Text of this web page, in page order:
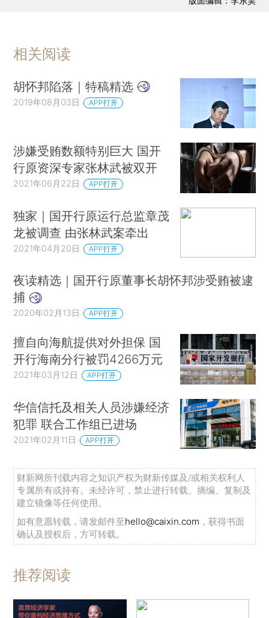
相关阅读
胡怀邦陷落｜特稿精选
2019年08月03日 APP打开
涉嫌受贿数额特别巨大 国开
行原资深专家张林武被双开
2021年06月22日 APP打开
独家｜国开行原运行总监章茂
龙被调查 由张林武案牵出
2021年04月20日 APP打开
夜读精选｜国开行原董事长胡怀邦涉受贿被逮
捕
2020年02月13日 APP打开
擅自向海航提供对外担保 国
开行海南分行被罚4266万元
2021年03月12日 APP打开
华信信托及相关人员涉嫌经济
犯罪 联合工作组已进场
2021年02月11日 APP打开
财新网所刊载内容之知识产权为财新传媒及/或相关权利人
专属所有或持有。未经许可，禁止进行转载、摘编、复制及
建立镜像等任何使用。
如有意愿转载，请发邮件至hello@caixin.com ，获得书面
确认及授权后，方可转载。
推荐阅读